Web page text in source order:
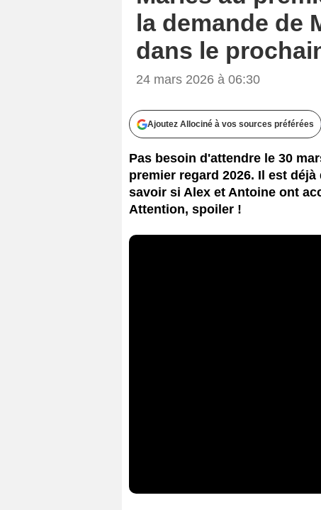
la demande de
dans le
24 mars 2026 à 06:30
Ajoutez Allociné à vos sources préférées
Pas besoin d'attendre le 30
premier regard 2026. Il est
savoir si Alex et Antoine ont
Attention, spoiler !